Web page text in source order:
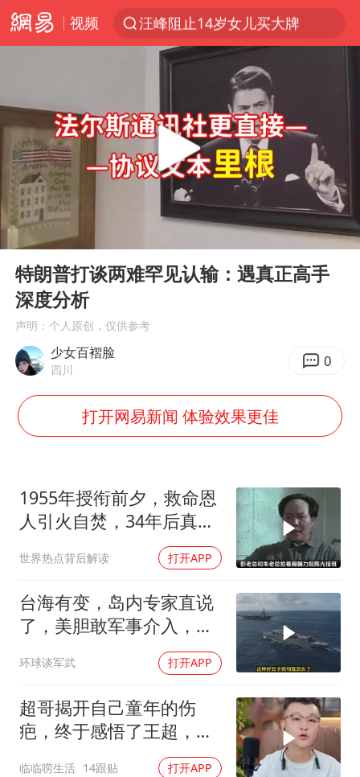
视频
佛山通报笔试前13被淘汰后5名进体检
泰国校园枪击案死亡人数升至7人
陕西省委书记赶赴柞水县杏坪镇
女孩摆摊卖菌子时收到北大通知书
年内第一高价股今日打新
粉笔教育发布“自曝式”公开信
广岛核爆81周年央视播《奥本海默》
四川宜宾市高县发生4.9级地震
公司“上四休三”但要降薪1000元
A股收盘：三大指数均涨超1%
“中国蔬菜之乡”最高温达41.8℃
如何把百年大党建设得更加坚强有力？
Play
00:00 06:58
特朗普打谈两难罕见认输：遇真正高手
深度分析
声明：个人原创，仅供参考
少女百褶脸
四川 0
打开网易新闻 体验效果更佳
1955年授衔前夕，救命恩
人引火自焚，34年后真相
世界热点背后解读 打开APP
台海有变，岛内专家直说
了，美胆敢军事介入，战
环球谈军武 打开APP
超哥揭开自己童年的伤
疤，终于感悟了王超，他
决定接妈妈回来养老
临临唠生活 14跟贴 打开APP